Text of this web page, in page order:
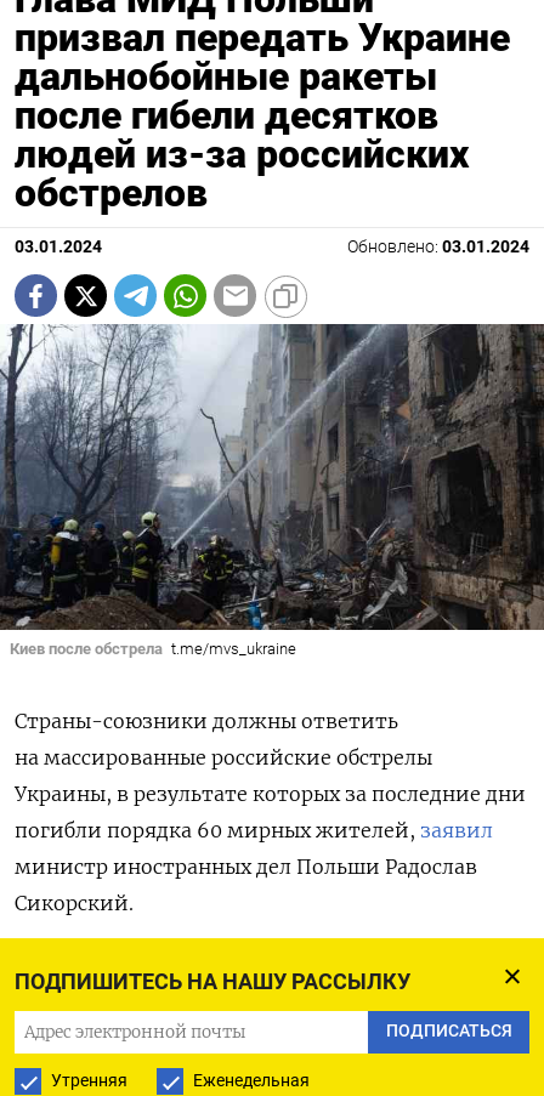
ПОДПИШИТЕСЬ НА НАШУ РАССЫЛКУ
ПОДПИСАТЬСЯ
Утренняя Еженедельная
призвал передать Украине
дальнобойные ракеты
после гибели десятков
людей из-за российских
обстрелов
03.01.2024 Обновлено: 03.01.2024
Киев после обстрела t.me/mvs_ukraine
Страны-союзники должны ответить
на массированные российские обстрелы
Украины, в результате которых за последние дни
погибли порядка 60 мирных жителей, заявил
министр иностранных дел Польши Радослав
Сикорский.
По его мнению, Киеву нужно передать
дальнобойные ракеты,которые позволят
«уничтожить стартовые площадки и командные
центры» армии РФ. Также Сикорский призвал